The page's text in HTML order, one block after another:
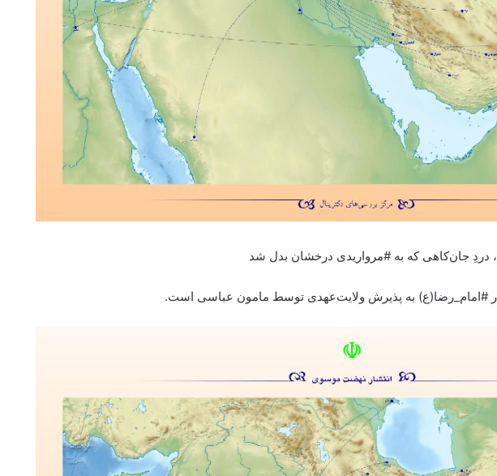
دردِ جان‌کاهی که به #مرواریدی درخشان بدل شد
#امام_رضا(ع) به پذیرش ولایت‌عهدی توسط مامون عباسی است.